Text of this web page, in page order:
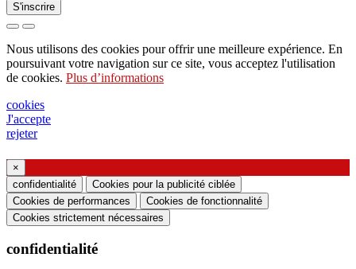
Demande d'envoi de catalogue
Demande à être contacté par votre représentant
commercial
Demande de support ou de conception
d'éclairage
produits Ghidini & Lucitalia
Manifestation du consentement (article 7 du
règlement UE n ° 2016/679)
Je déclare avoir lu les informations sur le
S'inscrire
Nous utilisons des cookies pour offrir une meilleure expérience. En
poursuivant votre navigation sur ce site, vous acceptez l'utilisation
de cookies. Plus d’informations
cookies
J'accepte
rejeter
×
confidentialité
Cookies pour la publicité ciblée
Cookies de performances
Cookies de fonctionnalité
Cookies strictement nécessaires
confidentialité